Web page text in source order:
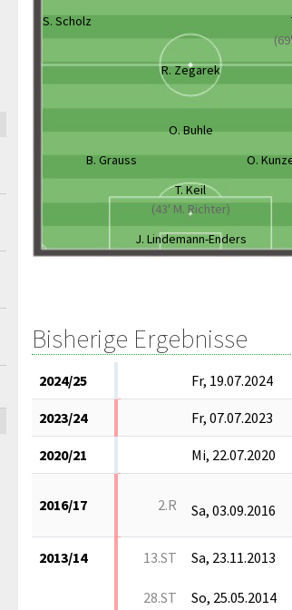
S. Scholz
R. Zegarek
O. Buhle
B. Grauss
O.
T. Keil
(43' M. Richter)
J. Lindemann-Enders
Bisherige Ergebnisse
2024/25 Fr, 19.07.2024
2023/24 Fr, 07.07.2023
2020/21 Mi, 22.07.2020
2016/17 2.R Sa, 03.09.2016
2013/14 13.ST Sa, 23.11.2013
28.ST So, 25.05.2014